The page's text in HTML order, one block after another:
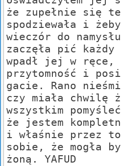
że zupełnie się
spodziewała i
wieczór do
zaczęła pić
wpadł jej w ręce,
przytomność i
gacie. Rano
czy miała chwilę
wszystkim
że jestem
i właśnie przez
sobie, że mogła
żoną. YAFUD